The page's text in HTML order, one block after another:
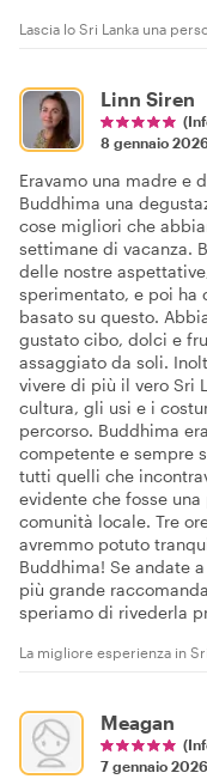
Lascia lo Sri Lanka una
Linn Siren
8 gennaio
Eravamo una madre e
Buddhima una
cose migliori che
settimane di vacanza.
delle nostre
sperimentato, e poi ha
basato su questo.
gustato cibo, dolci e
assaggiato da soli.
vivere di più il vero Sri
cultura, gli usi e i
percorso. Buddhima
competente e sempre
tutti quelli che
evidente che fosse
comunità locale. Tre
avremmo potuto
Buddhima! Se andate
più grande
speriamo di rivederla
La migliore esperienza in
Meagan
7 gennaio 2026